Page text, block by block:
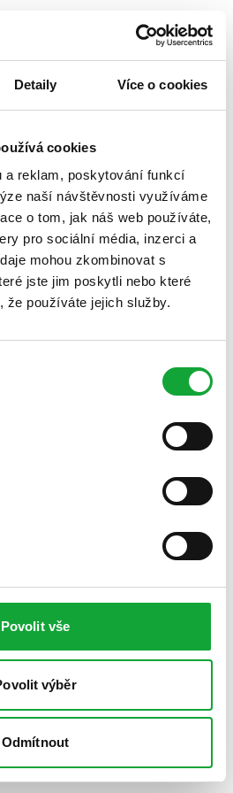
Detaily Více o cookies
cookies
a reklam, poskytování funkcí
naší návštěvnosti využíváme
o tom, jak náš web používáte,
pro sociální média, inzerci a
mohou zkombinovat s
jste jim poskytli nebo které
že používáte jejich služby.
Povolit vše
výběr
Odmítnout